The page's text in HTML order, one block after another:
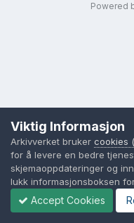
Powered
Viktig Informasjon
Arkivverket bruker cookies
for å levere en bedre
skjemaoppdateringer og
lukk informasjonsboksen
Accept Cookies